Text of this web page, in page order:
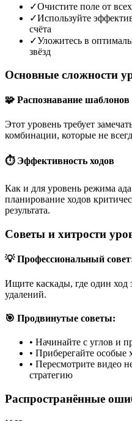
✓Очистите поле от
✓Используйте
счёта
✓Уложитесь в
звёзд
Основные сложности
🧩 Распознавание шаблонов
Этот уровень требует
комбинации, которые не
⏱️ Эффективность ходов
Как и для уровень режима
планирование ходов
результата.
Советы и хитрости
💡 Профессиональный
Ищите каскады, где один ход
удалений.
🎯 Продвинутые советы:
• Начинайте с углов и
• Приберегайте особые
• Пересмотрите видео
стратегию
Распространённые